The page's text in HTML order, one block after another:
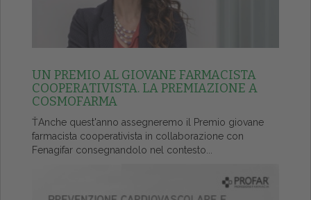
UN PREMIO AL GIOVANE FARMACISTA
COOPERATIVISTA. LA PREMIAZIONE A
COSMOFARMA
ŤAnche quest'anno assegneremo il Premio giovane
farmacista cooperativista in collaborazione con
Fenagifar consegnandolo nel contesto...